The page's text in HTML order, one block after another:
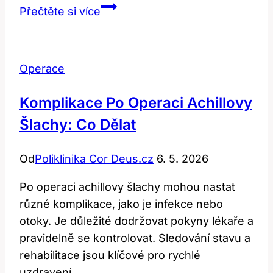
Přečtěte si víceVýpotek
a
léčba
Operace
Komplikace Po Operaci Achillovy
Šlachy: Co Dělat
OdPoliklinika Cor Deus.cz 6. 5. 2026
Po operaci achillovy šlachy mohou nastat
různé komplikace, jako je infekce nebo
otoky. Je důležité dodržovat pokyny lékaře a
pravidelně se kontrolovat. Sledování stavu a
rehabilitace jsou klíčové pro rychlé